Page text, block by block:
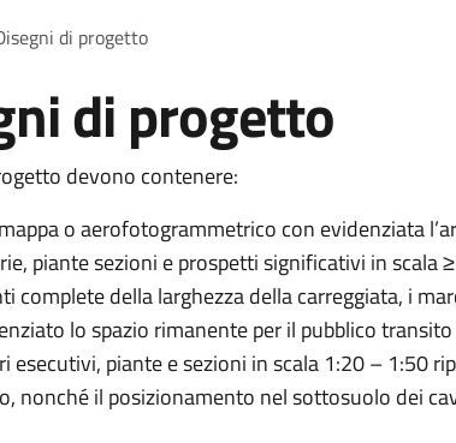
di pane
di progetto
di progetto
devono contenere:
o aerofotogrammetrico con evidenziata
piante sezioni e prospetti significativi in scala
complete della larghezza della carreggiata, i
lo spazio rimanente per il pubblico
esecutivi, piante e sezioni in scala 1:20 – 1:50
nonché il posizionamento nel sottosuolo dei